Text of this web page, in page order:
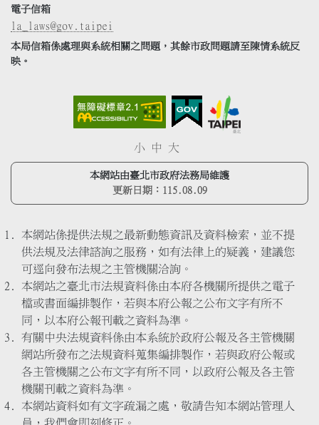
電子信箱
la_laws@gov.taipei
本局信箱係處理與系統相關之問題，其餘市政問題請至陳情系統反
映。
小 中 大
本網站由臺北市政府法務局維護
更新日期： 115.08.09
本網站係提供法規之最新動態資訊及資料檢索，並不提
供法規及法律諮詢之服務，如有法律上的疑義，建議您
可逕向發布法規之主管機關洽詢。
本網站之臺北市法規資料係由本府各機關所提供之電子
檔或書面編排製作，若與本府公報之公布文字有所不
同，以本府公報刊載之資料為準。
有關中央法規資料係由本系統於政府公報及各主管機關
網站所發布之法規資料蒐集編排製作，若與政府公報或
各主管機關之公布文字有所不同，以政府公報及各主管
機關刊載之資料為準。
本網站資料如有文字疏漏之處，敬請告知本網站管理人
員，我們會即刻修正。